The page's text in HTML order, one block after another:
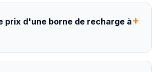
prix d'une borne de recharge à+